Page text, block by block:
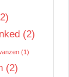
(2)
(1)
(2)